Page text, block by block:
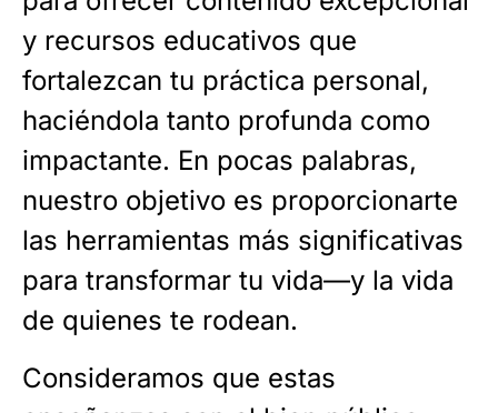
y recursos educativos que
fortalezcan tu práctica personal,
haciéndola tanto profunda como
impactante. En pocas palabras,
nuestro objetivo es proporcionarte
las herramientas más significativas
para transformar tu vida—y la vida
de quienes te rodean.
Consideramos que estas